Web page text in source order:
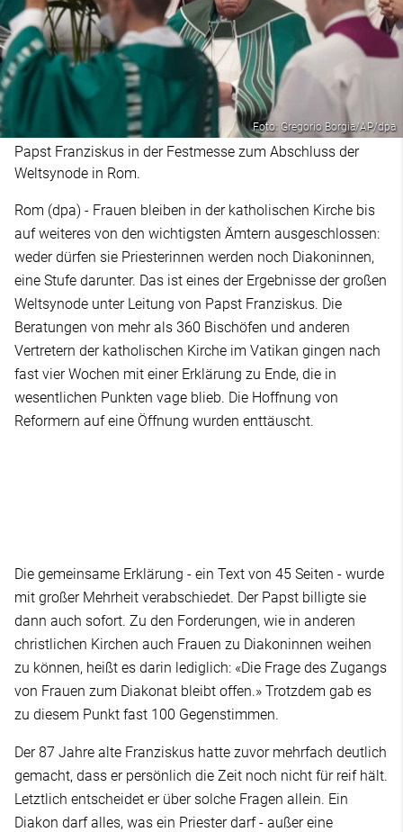
Foto: Gregorio Borgia/AP/dpa
Papst Franziskus in der Festmesse zum Abschluss der
Weltsynode in Rom.
Rom (dpa) - Frauen bleiben in der katholischen Kirche bis
auf weiteres von den wichtigsten Ämtern ausgeschlossen:
weder dürfen sie Priesterinnen werden noch Diakoninnen,
eine Stufe darunter. Das ist eines der Ergebnisse der großen
Weltsynode unter Leitung von Papst Franziskus. Die
Beratungen von mehr als 360 Bischöfen und anderen
Vertretern der katholischen Kirche im Vatikan gingen nach
fast vier Wochen mit einer Erklärung zu Ende, die in
wesentlichen Punkten vage blieb. Die Hoffnung von
Reformern auf eine Öffnung wurden enttäuscht.
Die gemeinsame Erklärung - ein Text von 45 Seiten - wurde
mit großer Mehrheit verabschiedet. Der Papst billigte sie
dann auch sofort. Zu den Forderungen, wie in anderen
christlichen Kirchen auch Frauen zu Diakoninnen weihen
zu können, heißt es darin lediglich: «Die Frage des Zugangs
von Frauen zum Diakonat bleibt offen.» Trotzdem gab es
zu diesem Punkt fast 100 Gegenstimmen.
Der 87 Jahre alte Franziskus hatte zuvor mehrfach deutlich
gemacht, dass er persönlich die Zeit noch nicht für reif hält.
Letztlich entscheidet er über solche Fragen allein. Ein
Diakon darf alles, was ein Priester darf - außer eine